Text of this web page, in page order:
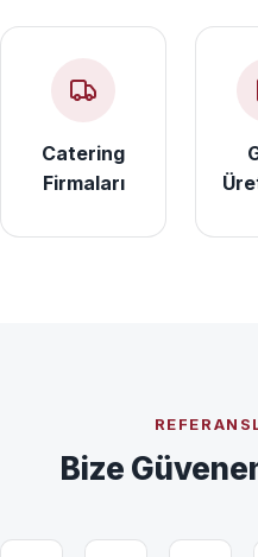
Catering
Firmaları
Bize